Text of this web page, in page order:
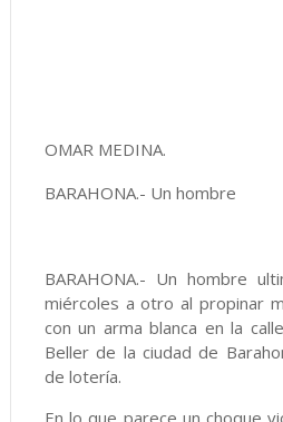
OMAR MEDINA.
BARAHONA.- Un hombre
BARAHONA.- Un hombre
miércoles a otro al propinar
con un arma blanca en la
Beller de la ciudad de
de lotería.